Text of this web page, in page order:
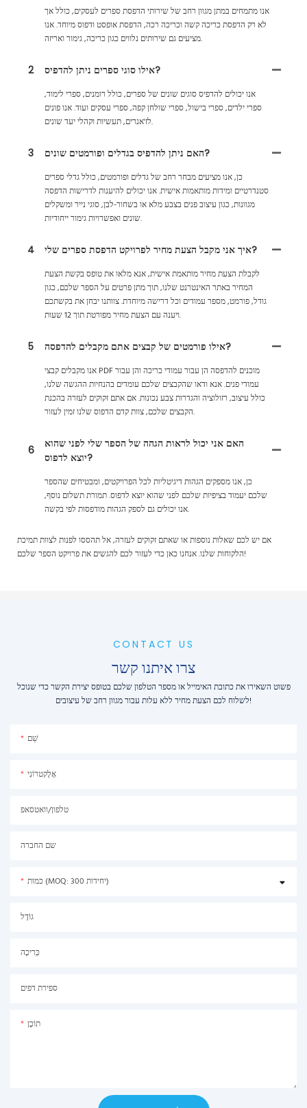
אנו מתמחים במתן מגוון רחב של שירותי הדפסת ספרים לעסקים, כולל אך
לא רק הדפסת כריכה קשה וכריכה רכה, הדפסת אופסט ודפוס מיוחד. אנו
מציעים גם שירותים נלווים כגון כריכה, גימור ואריזה.
2
אילו סוגי ספרים ניתן להדפיס?
אנו יכולים להדפיס סוגים שונים של ספרים, כולל רומנים, ספרי לימוד,
ספרי ילדים, ספרי בישול, ספרי שולחן קפה, ספרי עסקים ועוד. אנו פונים
לז'אנרים, תעשיות וקהלי יעד שונים.
3
האם ניתן להדפיס בגדלים ופורמטים שונים?
כן, אנו מציעים מבחר רחב של גדלים ופורמטים, כולל גדלי ספרים
סטנדרטיים ומידות מותאמות אישית. אנו יכולים להיענות לדרישות הדפסה
מגוונות, כגון עיצוב פנים בצבע מלא או בשחור-לבן, סוגי נייר ומשקלים
שונים ואפשרויות גימור ייחודיות.
4
איך אני מקבל הצעת מחיר לפרויקט הדפסת ספרים שלי?
לקבלת הצעת מחיר מותאמת אישית, אנא מלאו את טופס בקשת הצעת
המחיר באתר האינטרנט שלנו, תוך מתן פרטים על הספר שלכם, כגון
גודל, פורמט, מספר עמודים וכל דרישה מיוחדת. צוותנו יבחן את בקשתכם
ויענה עם הצעת מחיר מפורטת תוך 12 שעות.
5
אילו פורמטים של קבצים אתם מקבלים להדפסה?
אנו מקבלים קבצי PDF מוכנים להדפסה הן עבור עמודי כריכה והן עבור
עמודי פנים. אנא ודאו שהקבצים שלכם עומדים בהנחיות ההגשה שלנו,
כולל עיצוב, רזולוציה והגדרות צבע נכונות. אם אתם זקוקים לעזרה בהכנת
הקבצים שלכם, צוות קדם הדפוס שלנו זמין לעזור.
6
האם אני יכול לראות הגהה של הספר שלי לפני שהוא
יוצא לדפוס?
כן, אנו מספקים הגהות דיגיטליות לכל הפרויקטים, ומבטיחים שהספר
שלכם יעמוד בציפיות שלכם לפני שהוא יוצא לדפוס. תמורת תשלום נוסף,
אנו יכולים גם לספק הגהות מודפסות לפי בקשה.
אם יש לכם שאלות נוספות או שאתם זקוקים לעזרה, אל תהססו לפנות לצוות תמיכת
הלקוחות שלנו. אנחנו כאן כדי לעזור לכם להגשים את פרויקט הספר שלכם!
CONTACT US
צרו איתנו קשר
פשוט השאירו את כתובת האימייל או מספר הטלפון שלכם בטופס יצירת הקשר כדי שנוכל
לשלוח לכם הצעת מחיר ללא עלות עבור מגוון רחב של עיצובים!
שֵׁם
אֶלֶקטרוֹנִי
טלפון/וואטסאפ
שם החברה
כמות (MOQ: 300 יחידות)
גוֹדֶל
כְּרִיכָה
ספירת דפים
תוֹכֶן